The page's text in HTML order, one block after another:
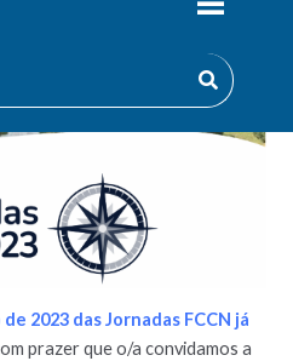
2023 das Jornadas FCCN já
prazer que o/a convidamos a